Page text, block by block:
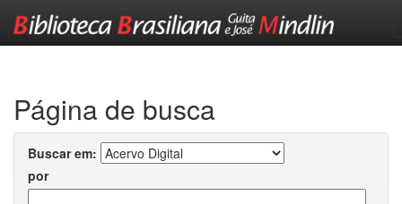
Página de busca
Buscar em:
por